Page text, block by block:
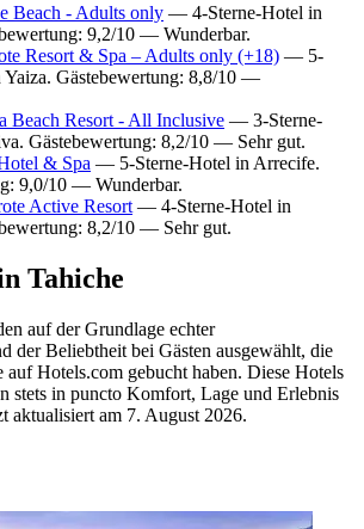
Beach - Adults only — 4-Sterne-Hotel in
9,2/10 — Wunderbar.
Resort & Spa – Adults only (+18) — 5-
Yaiza. Gästebewertung: 8,8/10 —
Beach Resort - All Inclusive — 3-Sterne-
Gästebewertung: 8,2/10 — Sehr gut.
& Spa — 5-Sterne-Hotel in Arrecife.
9,0/10 — Wunderbar.
Active Resort — 4-Sterne-Hotel in
8,2/10 — Sehr gut.
Tahiche
auf der Grundlage echter
der Beliebtheit bei Gästen ausgewählt, die
auf Hotels.com gebucht haben. Diese Hotels
stets in puncto Komfort, Lage und Erlebnis
aktualisiert am 7. August 2026.